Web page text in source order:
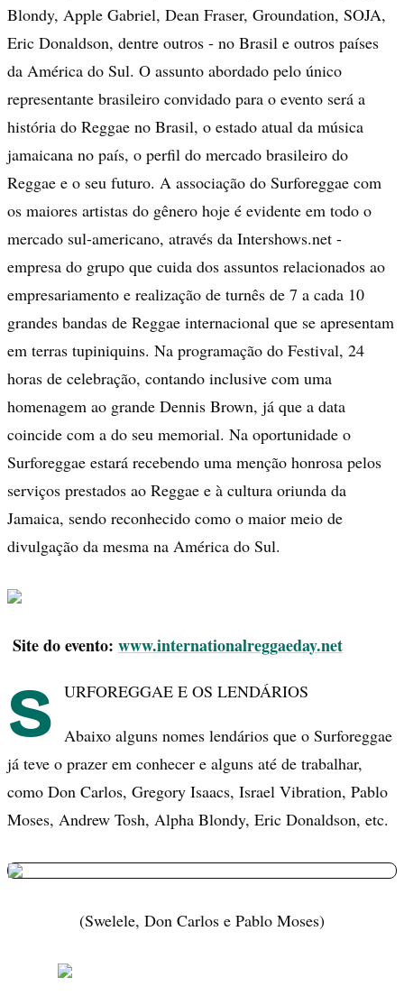
Blondy, Apple Gabriel, Dean Fraser, Groundation, SOJA,
Eric Donaldson, dentre outros - no Brasil e outros países
da América do Sul. O assunto abordado pelo único
representante brasileiro convidado para o evento será a
história do Reggae no Brasil, o estado atual da música
jamaicana no país, o perfil do mercado brasileiro do
Reggae e o seu futuro. A associação do Surforeggae com
os maiores artistas do gênero hoje é evidente em todo o
mercado sul-americano, através da Intershows.net -
empresa do grupo que cuida dos assuntos relacionados ao
empresariamento e realização de turnês de 7 a cada 10
grandes bandas de Reggae internacional que se apresentam
em terras tupiniquins. Na programação do Festival, 24
horas de celebração, contando inclusive com uma
homenagem ao grande Dennis Brown, já que a data
coincide com a do seu memorial. Na oportunidade o
Surforeggae estará recebendo uma menção honrosa pelos
serviços prestados ao Reggae e à cultura oriunda da
Jamaica, sendo reconhecido como o maior meio de
divulgação da mesma na América do Sul.
Site do evento: www.internationalreggaeday.net
S URFOREGGAE E OS LENDÁRIOS
Abaixo alguns nomes lendários que o Surforeggae
já teve o prazer em conhecer e alguns até de trabalhar,
como Don Carlos, Gregory Isaacs, Israel Vibration, Pablo
Moses, Andrew Tosh, Alpha Blondy, Eric Donaldson, etc.
(Swelele, Don Carlos e Pablo Moses)